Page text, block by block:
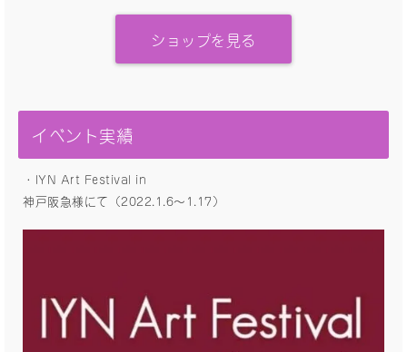
ショップを見る
イベント実績
・IYN Art Festival in
神戸阪急様にて（2022.1.6〜1.17）